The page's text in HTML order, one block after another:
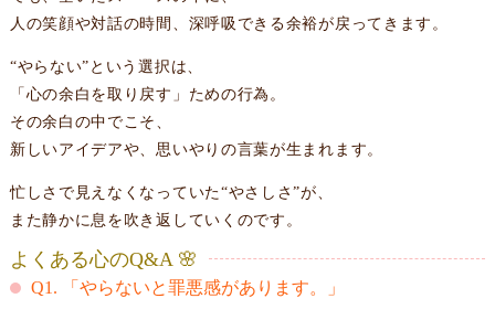
人の笑顔や対話の時間、深呼吸できる余裕が戻ってきます。
“やらない”という選択は、
「心の余白を取り戻す」ための行為。
その余白の中でこそ、
新しいアイデアや、思いやりの言葉が生まれます。
忙しさで見えなくなっていた“やさしさ”が、
また静かに息を吹き返していくのです。
よくある心のQ&A 🌸
Q1. 「やらないと罪悪感があります。」